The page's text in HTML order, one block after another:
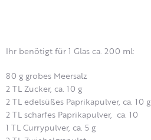
Ihr benötigt für 1 Glas ca. 200 ml:
80 g grobes Meersalz
2 TL Zucker, ca. 10 g
2 TL edelsüßes Paprikapulver, ca. 10 g
2 TL scharfes Paprikapulver, ca. 10
1 TL Currypulver, ca. 5 g